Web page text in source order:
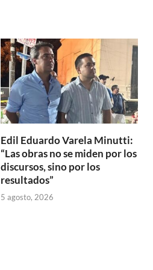
ar
ti
Edil Eduardo Varela Minutti:
“Las obras no se miden por los
discursos, sino por los
resultados”
5 agosto, 2026